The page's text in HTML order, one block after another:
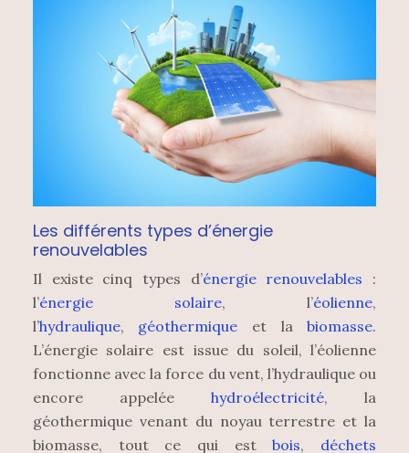
Les différents types d’énergie
renouvelables
Il existe cinq types d’énergie renouvelables :
l’énergie solaire, l’éolienne,
l’hydraulique, géothermique et labiomasse.
L’énergie solaire est issue du soleil, l’éolienne
fonctionne avec la force du vent, l’hydraulique ou
encore appeléehydroélectricité, la
géothermique venant du noyau terrestre et la
biomasse, tout ce qui estbois, déchets